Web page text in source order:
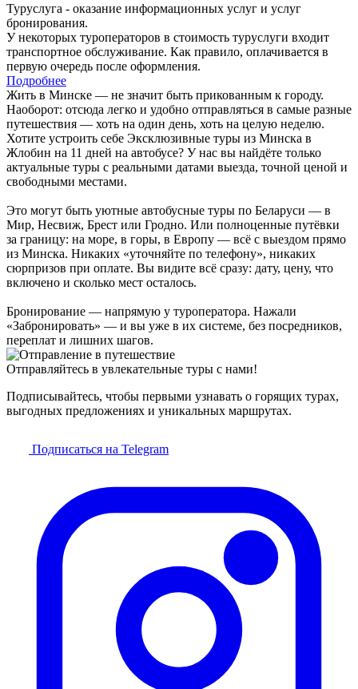
Туруслуга - оказание информационных услуг и услуг
бронирования.
У некоторых туроператоров в стоимость туруслуги входит
транспортное обслуживание. Как правило, оплачивается в
первую очередь после оформления.
Подробнее
Жить в Минске — не значит быть прикованным к городу.
Наоборот: отсюда легко и удобно отправляться в самые разные
путешествия — хоть на один день, хоть на целую неделю.
Хотите устроить себе Эксклюзивные туры из Минска в
Жлобин на 11 дней на автобусе? У нас вы найдёте только
актуальные туры с реальными датами выезда, точной ценой и
свободными местами.
Это могут быть уютные автобусные туры по Беларуси — в
Мир, Несвиж, Брест или Гродно. Или полноценные путёвки
за границу: на море, в горы, в Европу — всё с выездом прямо
из Минска. Никаких «уточняйте по телефону», никаких
сюрпризов при оплате. Вы видите всё сразу: дату, цену, что
включено и сколько мест осталось.
Бронирование — напрямую у туроператора. Нажали
«Забронировать» — и вы уже в их системе, без посредников,
переплат и лишних шагов.
Отправляйтесь в увлекательные туры с нами!
Подписывайтесь, чтобы первыми узнавать о горящих турах,
выгодных предложениях и уникальных маршрутах.
Подписаться на Telegram